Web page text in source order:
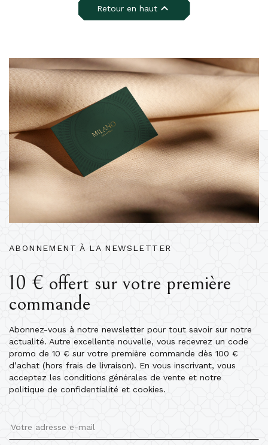
Retour en haut
ABONNEMENT À LA NEWSLETTER
10 € offert sur votre première
commande
Abonnez-vous à notre newsletter pour tout savoir sur notre
actualité. Autre excellente nouvelle, vous recevrez un code
promo de 10 € sur votre première commande dès 100 €
d’achat (hors frais de livraison). En vous inscrivant, vous
acceptez les conditions générales de vente et notre
politique de confidentialité et cookies.